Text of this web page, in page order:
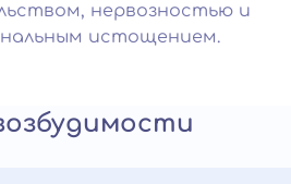
нервозностью и
истощением.